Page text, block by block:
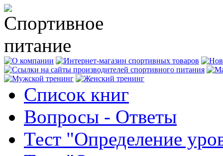
Список книг
Вопросы - Ответы
Тест "Определение